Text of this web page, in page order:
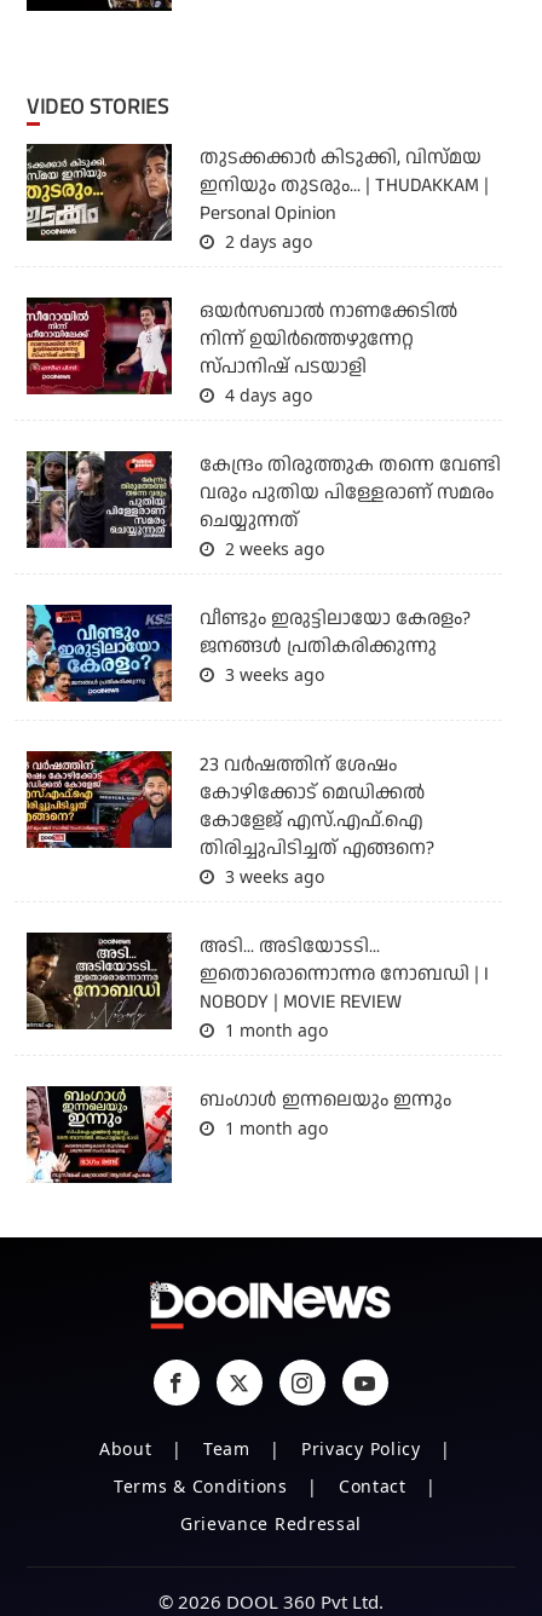
VIDEO STORIES
തുടക്കക്കാര്‍ കിടുക്കി, വിസ്മയ
ഇനിയും തുടരും... | THUDAKKAM |
Personal Opinion
2 days ago
ഒയര്‍സബാൽ നാണക്കേടിൽ
നിന്ന് ഉയിർത്തെഴുന്നേറ്റ
സ്പാനിഷ് പടയാളി
4 days ago
കേന്ദ്രം തിരുത്തുക തന്നെ വേണ്ടി
വരും പുതിയ പിള്ളേരാണ് സമരം
ചെയ്യുന്നത്
2 weeks ago
വീണ്ടും ഇരുട്ടിലായോ കേരളം?
ജനങ്ങൾ പ്രതികരിക്കുന്നു
3 weeks ago
23 വർഷത്തിന് ശേഷം
കോഴിക്കോട് മെഡിക്കൽ
കോളേജ് എസ്.എഫ്.ഐ
തിരിച്ചുപിടിച്ചത് എങ്ങനെ?
3 weeks ago
അടി... അടിയോടടി...
ഇതൊരൊന്നൊന്നര നോബഡി | I
NOBODY | MOVIE REVIEW
1 month ago
ബംഗാള്‍ ഇന്നലെയും ഇന്നും
1 month ago
About Team
Privacy Policy
Terms & Conditions
Contact
Grievance Redressal
© 2026 DOOL 360 Pvt Ltd.